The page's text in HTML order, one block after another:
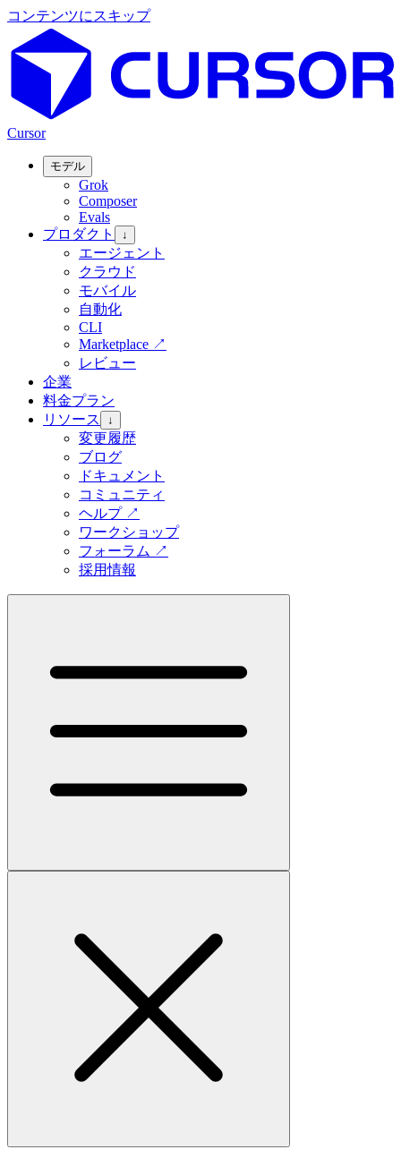
コンテンツにスキップ
Cursor
モデル
Grok
Composer
Evals
プロダクト
↓
エージェント
クラウド
モバイル
自動化
CLI
Marketplace ↗
レビュー
企業
料金プラン
リソース
↓
変更履歴
ブログ
ドキュメント
コミュニティ
ヘルプ↗
ワークショップ
フォーラム ↗
採用情報